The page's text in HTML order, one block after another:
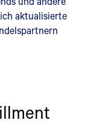
aktualisierte